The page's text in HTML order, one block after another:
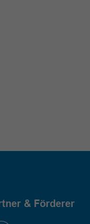
& Förderer